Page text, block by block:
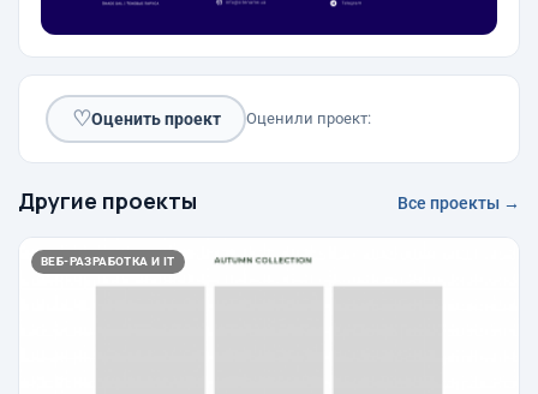
♡Оценить проект Оценили проект:
Другие проекты Все проекты →
ВЕБ-РАЗРАБОТКА И IT